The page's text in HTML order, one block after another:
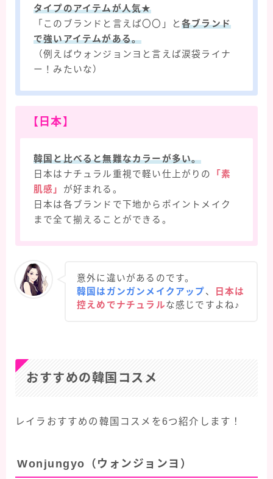
タイプのアイテムが人気★
「このブランドと言えば〇〇」と各ブランド
で強いアイテムがある。
（例えばウォンジョンヨと言えば涙袋ライナ
ー！みたいな）
【日本】
韓国と比べると無難なカラーが多い。
日本はナチュラル重視で軽い仕上がりの
「素
肌感」 が好まれる。
日本は各ブランドで下地からポイントメイク
まで全て揃えることができる。
意外に違いがあるのです。
韓国はガンガンメイクアップ、
日本は
控えめでナチュラルな感じですよね♪
おすすめの韓国コスメ
レイラおすすめの韓国コスメを6つ紹介します！
Wonjungyo（ウォンジョンヨ）